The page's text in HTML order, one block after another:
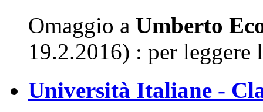
Omaggio a Umberto
19.2.2016) : per
Università Italiane -